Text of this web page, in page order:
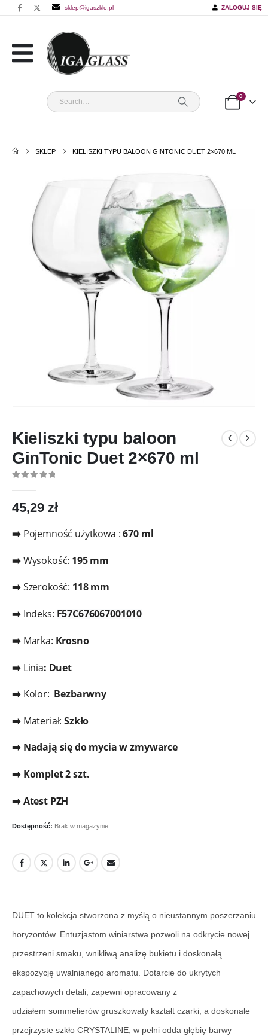
sklep@igaszklo.pl ZALOGUJ SIĘ
0
SKLEP KIELISZKI TYPU BALOON GINTONIC DUET 2×670 ML
Kieliszki typu baloon
GinTonic Duet 2×670 ml
45,29 zł
➡️ Pojemność użytkowa :670 ml
➡️Wysokość: 195 mm
➡️Szerokość: 118 mm
➡️ Indeks: F57C676067001010
➡️ Marka: Krosno
➡️ Linia: Duet
➡️ Kolor: Bezbarwny
➡️ Materiał:Szkło
➡️ Nadają się do mycia w zmywarce
➡️ Komplet 2 szt.
➡️ Atest PZH
Dostępność: Brak w magazynie
DUET to kolekcja stworzona z myślą o nieustannym poszerzaniu
horyzontów. Entuzjastom winiarstwa pozwoli na odkrycie nowej
przestrzeni smaku, wnikliwą analizę bukietu i doskonałą
ekspozycję uwalnianego aromatu. Dotarcie do ukrytych
zapachowych detali, zapewni opracowany z
udziałem sommelierów gruszkowaty kształt czarki, a doskonale
przejrzyste szkło CRYSTALINE, w pełni odda głębię barwy